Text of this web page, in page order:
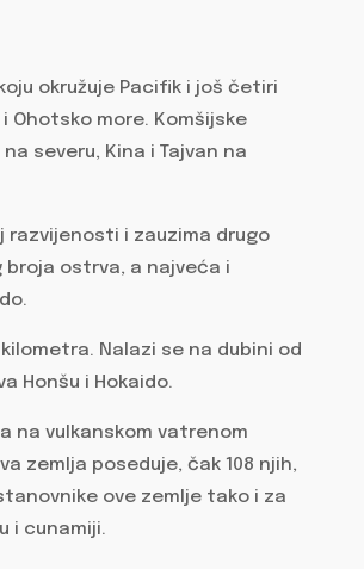
okružuje Pacifik i još četiri
Ohotsko more. Komšijske
severu, Kina i Tajvan na
razvijenosti i zauzima drugo
ostrva, a najveća i
Nalazi se na dubini od
Honšu i Hokaido.
na vulkanskom vatrenom
zemlja poseduje, čak 108 njih,
ove zemlje tako i za
i cunamiji.